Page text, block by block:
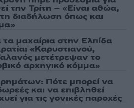
την Τρίτη – «Είναι αθώα,
διαδήλωση όπως και
μαχαίρια στην Ελπίδα
«Καρυστιανού,
μετέτρεψαν το
αρχηγικό κόμμα»
Πότε μπορεί να
και να επιβληθεί
για τις γονικές παροχές